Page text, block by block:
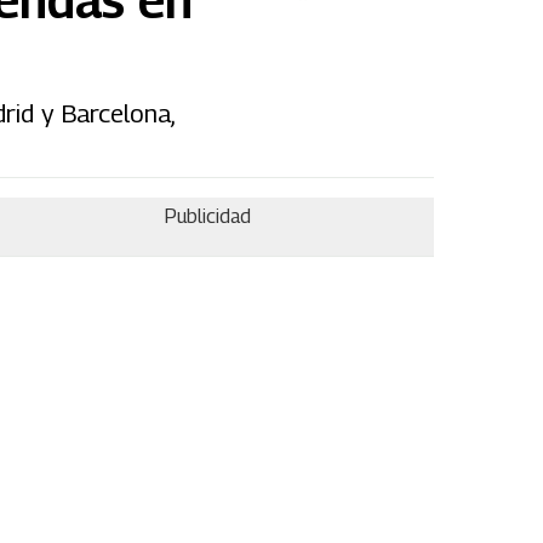
y Barcelona,
Publicidad